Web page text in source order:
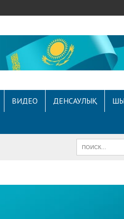
ВИДЕО ДЕНСАУЛЫҚ